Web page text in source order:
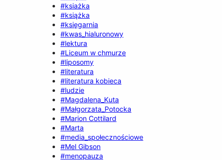
#ksiażka
#książka
#księgarnia
#kwas_hialuronowy
#lektura
#Liceum w chmurze
#liposomy
#literatura
#literatura kobieca
#ludzie
#Magdalena_Kuta
#Małgorzata_Potocka
#Marion Cottilard
#Marta
#media_społecznościowe
#Mel Gibson
#menopauza